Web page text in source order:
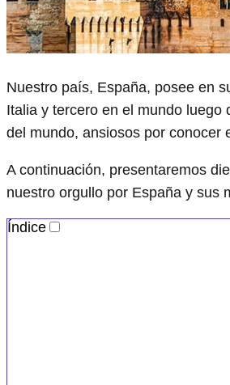
Nuestro país, España, posee en
Italia y tercero en el mundo
del mundo, ansiosos por conocer
A continuación, presentaremos
nuestro orgullo por España y sus
Índice